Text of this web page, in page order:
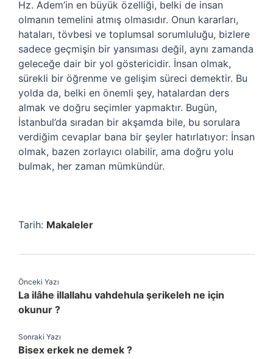
Hz. Adem’in en büyük özelliği, belki de insan
olmanın temelini atmış olmasıdır. Onun kararları,
hataları, tövbesi ve toplumsal sorumluluğu, bizlere
sadece geçmişin bir yansıması değil, aynı zamanda
geleceğe dair bir yol göstericidir. İnsan olmak,
sürekli bir öğrenme ve gelişim süreci demektir. Bu
yolda da, belki en önemli şey, hatalardan ders
almak ve doğru seçimler yapmaktır. Bugün,
İstanbul’da sıradan bir akşamda bile, bu sorulara
verdiğim cevaplar bana bir şeyler hatırlatıyor: İnsan
olmak, bazen zorlayıcı olabilir, ama doğru yolu
bulmak, her zaman mümkündür.
Tarih: Makaleler
Önceki Yazı
La ilâhe illallahu vahdehula şerikeleh ne için
okunur ?
Sonraki Yazı
Bisex erkek ne demek ?